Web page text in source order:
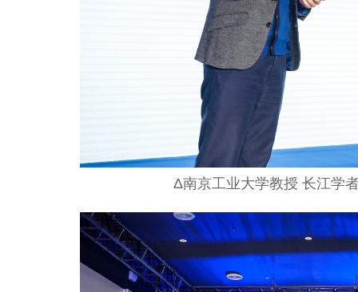
Δ南京工业大学教授 长江学